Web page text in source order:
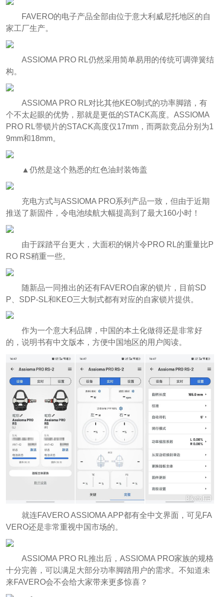
FAVERO的电子产品全部由位于意大利威尼托地区的自
家工厂生产。
ASSIOMA PRO RL仍然采用简单易用的传统可调弹簧结
构。
ASSIOMA PRO RL对比其他KEO制式的功率脚踏，有
个不太起眼的优势，那就是更低的STACK高度。ASSIOMA
PRO RL带锁片的STACK高度仅17mm，而两款竞品分别为1
9mm和18mm。
▲仍然是这个熟悉的红色油封装饰盖
充电方式与ASSIOMA PRO系列产品一致，但由于近期
推送了新固件，令电池续航大幅提高到了最大160小时！
由于踩踏平台更大，大面积的钢片令PRO RL的重量比P
RO RS稍重一些。
随新品一同推出的还有FAVERO自家的锁片，目前SD
P、SDP-SL和KEO三大制式都有对应的自家锁片提供。
作为一个意大利品牌，中国的本土化做得还是非常好
的，说明书有中文版本，方便中国地区的用户阅读。
就连FAVERO ASSIOMA APP都有全中文界面，可见FA
VERO还是非常重视中国市场的。
ASSIOMA PRO RL推出后，ASSIOMA PRO家族的规格
十分完善，可以满足大部分功率脚踏用户的需求。不知道未
来FAVERO会不会给大家带来更多惊喜？